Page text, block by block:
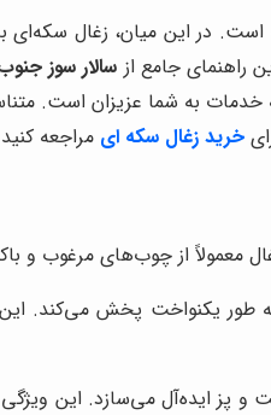
در این میان، زغال سکه‌ای
راهنمای جامع از سالار سوز
به شما عزیزان است.
خرید زغال سکه ای مراجعه
از چوب‌های مرغوب و
به طور یکنواخت پخش
و پز ایده‌آل می‌سازد. این